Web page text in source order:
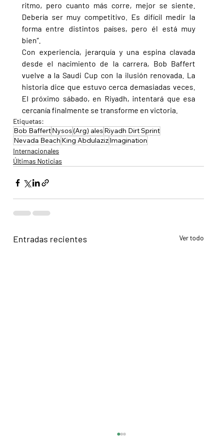
ritmo, pero cuanto más corre, mejor se siente.
Debería ser muy competitivo. Es difícil medir la
forma entre distintos países, pero él está muy
bien”.
Con experiencia, jerarquía y una espina clavada
desde el nacimiento de la carrera, Bob Baffert
vuelve a la Saudi Cup con la ilusión renovada. La
historia dice que estuvo cerca demasiadas veces.
El próximo sábado, en Riyadh, intentará que esa
cercanía finalmente se transforme en victoria.
Etiquetas:
Bob BaffertNysos(Arg) ales Riyadh Dirt Sprint
Nevada Beach King AbdulazizImagination
Internacionales
Últimas Noticias
Entradas recientes Ver todo